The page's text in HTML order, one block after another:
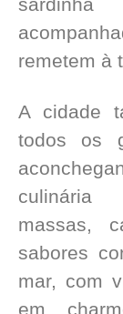
remetem à
A cidade
todos os
culinária
massas,
sabores
mar, com
em